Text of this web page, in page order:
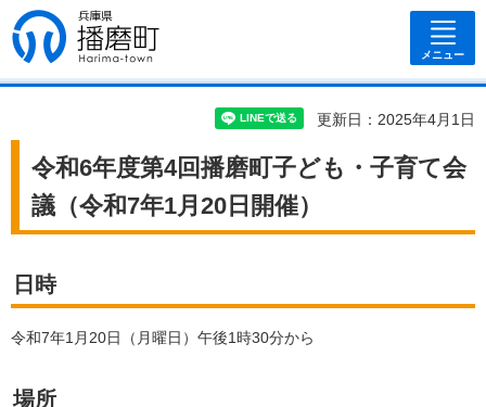
兵庫県 播磨
町
メニュー
更新日：2025年4月1日
令和6年度第4回播磨町子ども・子育て会
議（令和7年1月20日開催）
日時
令和7年1月20日（月曜日）午後1時30分から
場所